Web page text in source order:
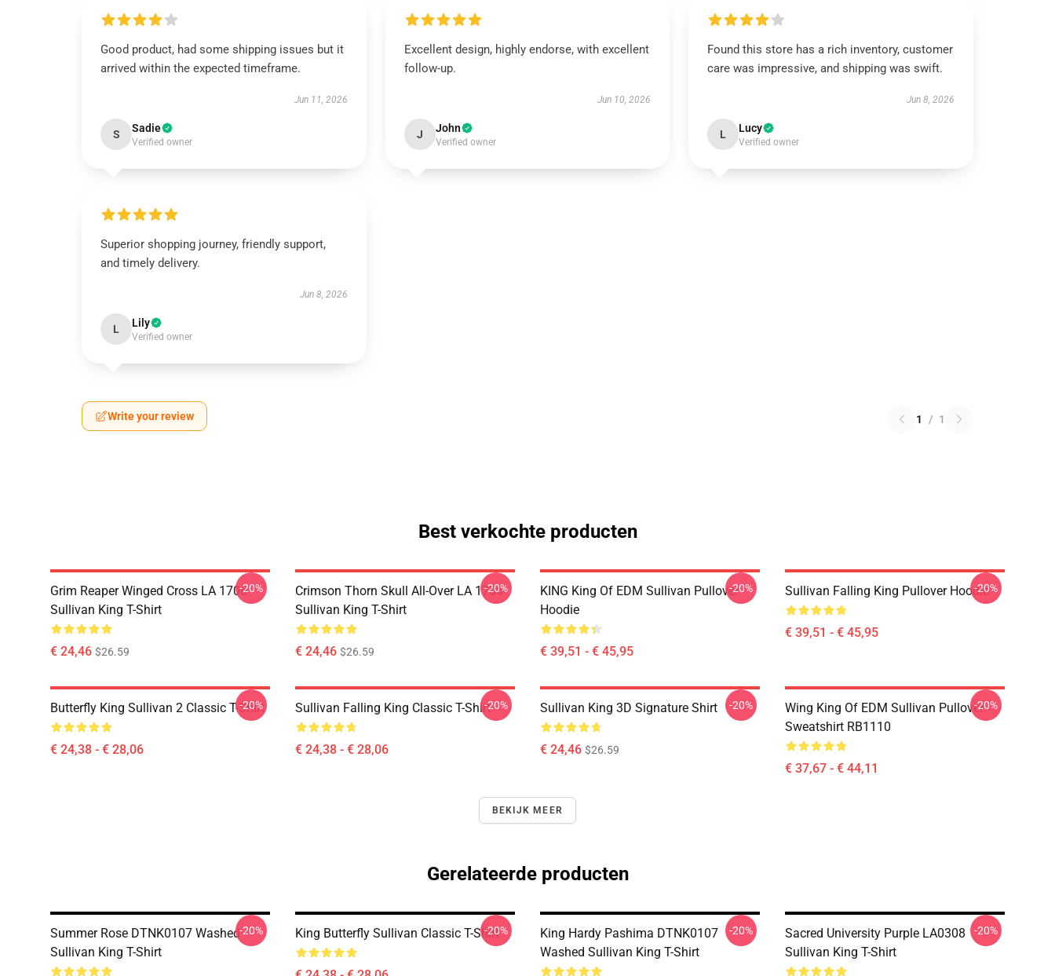
Good product, had some shipping issues but it
arrived within the expected timeframe.
Jun 11, 2026
S Sadie
Verified owner
Excellent design, highly endorse, with excellent
follow-up.
Jun 10, 2026
J John
Verified owner
Found this store has a rich inventory, customer
care was impressive, and shipping was swift.
Jun 8, 2026
L Lucy
Verified owner
Superior shopping journey, friendly support,
and timely delivery.
Jun 8, 2026
L Lily
Verified owner
Write your review 1 / 1
Best verkochte producten
Grim Reaper Winged Cross LA 1706
Sullivan King T-Shirt
€ 24,46 $26.59
-20%
Crimson Thorn Skull All-Over LA 1706
Sullivan King T-Shirt
€ 24,46 $26.59
-20%
KING King Of EDM Sullivan Pullover
Hoodie
€ 39,51 - € 45,95
-20% Sullivan Falling King Pullover Hoodie
€ 39,51 - € 45,95
-20%
Butterfly King Sullivan 2 Classic T-Shirt
€ 24,38 - € 28,06
-20% Sullivan Falling King Classic T-Shirt
€ 24,38 - € 28,06
-20% Sullivan King 3D Signature Shirt
€ 24,46 $26.59
-20%
Wing King Of EDM Sullivan Pullover
Sweatshirt RB1110
€ 37,67 - € 44,11
-20%
BEKIJK MEER
Gerelateerde producten
Summer Rose DTNK0107 Washed
Sullivan King T-Shirt
-20% King Butterfly Sullivan Classic T-Shirt
-20%
King Hardy Pashima DTNK0107
Washed Sullivan King T-Shirt
-20%
Sacred University Purple LA0308
Sullivan King T-Shirt
-20%